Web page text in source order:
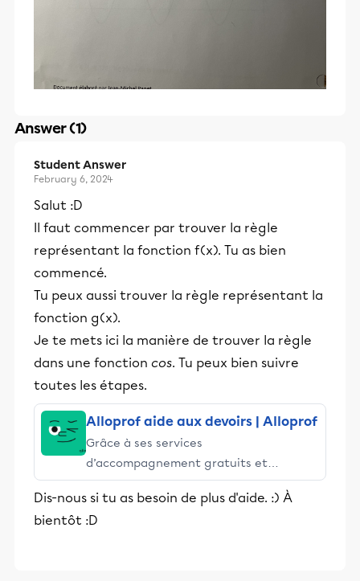
Answer (1)
Student Answer
February 6, 2024
Salut :D
Il faut commencer par trouver la règle
représentant la fonction f(x). Tu as bien
commencé.
Tu peux aussi trouver la règle représentant la
fonction g(x).
Je te mets ici la manière de trouver la règle
dans une fonction cos. Tu peux bien suivre
toutes les étapes.
Alloprof aide aux devoirs | Alloprof
Grâce à ses services
d’accompagnement gratuits et
stimulants, Alloprof engage les élèves
et leurs parents dans la réussite
éducative.
Dis-nous si tu as besoin de plus d'aide. :) À
bientôt :D